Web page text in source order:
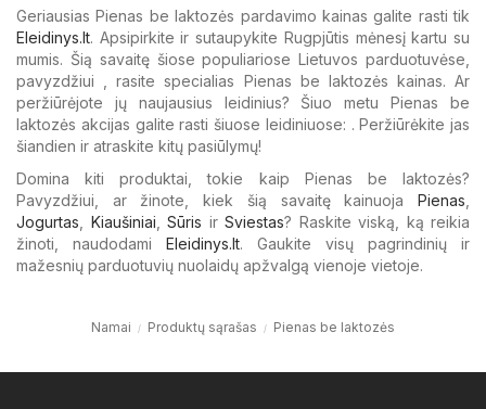
Geriausias Pienas be laktozės pardavimo kainas galite rasti tik
Eleidinys.lt. Apsipirkite ir sutaupykite Rugpjūtis mėnesį kartu su
mumis. Šią savaitę šiose populiariose Lietuvos parduotuvėse,
pavyzdžiui , rasite specialias Pienas be laktozės kainas. Ar
peržiūrėjote jų naujausius leidinius? Šiuo metu Pienas be
laktozės akcijas galite rasti šiuose leidiniuose: . Peržiūrėkite jas
šiandien ir atraskite kitų pasiūlymų!
Domina kiti produktai, tokie kaip Pienas be laktozės?
Pavyzdžiui, ar žinote, kiek šią savaitę kainuoja Pienas
Jogurtas
Kiaušiniai Sūris ir Sviestas? Raskite viską, ką reikia
žinoti, naudodami Eleidinys.lt. Gaukite visų pagrindinių ir
mažesnių parduotuvių nuolaidų apžvalgą vienoje vietoje.
Namai Produktų sąrašas Pienas be laktozės